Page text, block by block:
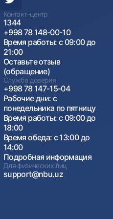
Контакт-центр
1344
+998 78 148-00-10
Время работы: с 09:00 до
21:00
Оставьте отзыв
(обращение)
Служба доверия
+998 78 147-15-04
Рабочие дни: с
понедельника по пятницу
Время работы: с 09:00 до
18:00
Время обеда: с 13:00 до
14:00
Подробная информация
Для физических лиц
support@nbu.uz